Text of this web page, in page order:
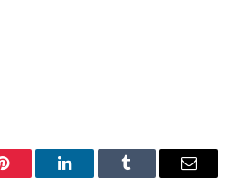
Pinterest LinkedInTumblr Email